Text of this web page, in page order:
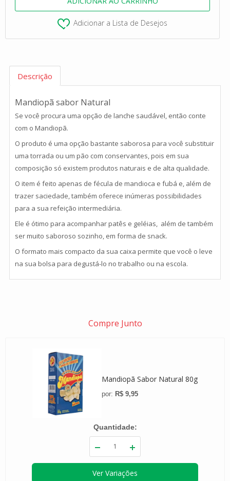
Adicionar a Lista de Desejos
Descrição
Mandiopã sabor Natural
Se você procura uma opção de lanche saudável, então conte
com o Mandiopã.
O produto é uma opção bastante saborosa para você substituir
uma torrada ou um pão com conservantes, pois em sua
composição só existem produtos naturais e de alta qualidade.
O item é feito apenas de fécula de mandioca e fubá e, além de
trazer saciedade, também oferece inúmeras possibilidades
para a sua refeição intermediária.
Ele é ótimo para acompanhar patês e geléias, além de também
ser muito saboroso sozinho, em forma de snack.
O formato mais compacto da sua caixa permite que você o leve
na sua bolsa para degustá-lo no trabalho ou na escola.
Compre Junto
Mandiopã Sabor Natural 80g
R$ 9,95
Quantidade
Ver Variações